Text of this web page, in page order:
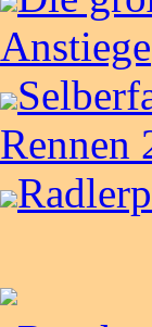
Anstiege
Rennen